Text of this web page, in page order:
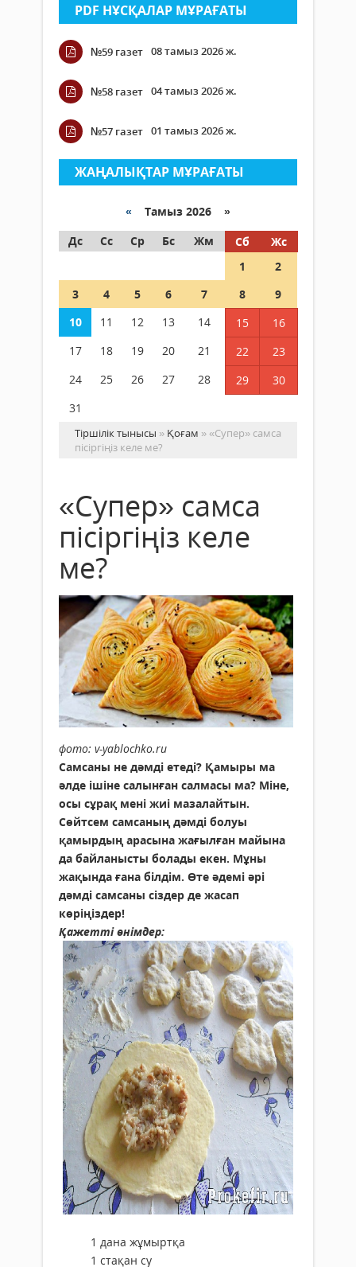
PDF НҰСҚАЛАР МҰРАҒАТЫ
№59 газет 08 тамыз 2026 ж.
№58 газет 04 тамыз 2026 ж.
№57 газет 01 тамыз 2026 ж.
ЖАҢАЛЫҚТАР МҰРАҒАТЫ
« Тамыз 2026 »
Дс
Сс Ср Бс Жм Сб
Жс
1
2
3
4 5 6 7 8
9
10
11 12 13 14 15
16
17
18 19 20 21 22
23
24
25 26 27 28 29
30
31
Тіршілік тынысы » Қоғам » ​«Супер» самса
пісіргіңіз келе ме?
​«Супер» самса
пісіргіңіз келе
ме?
фото: v-yablochko.ru
Самсаны не дәмді етеді? Қамыры ма
әлде ішіне салынған салмасы ма? Міне,
осы сұрақ мені жиі мазалайтын.
Сөйтсем самсаның дәмді болуы
қамырдың арасына жағылған майына
да байланысты болады екен. Мұны
жақында ғана білдім. Өте әдемі әрі
дәмді самсаны сіздер де жасап
көріңіздер!
Қажетті өнімдер:
1 дана жұмыртқа
1 стақан су